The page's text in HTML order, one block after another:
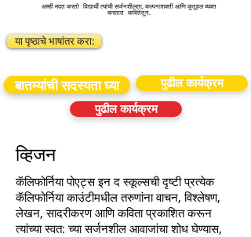
आम्ही मदत करतो विद्यार्थी त्यांची सर्जनशीलता, कल्पनाशक्ती आणि कुतूहल व्यक्त
करतात कवितेतून.
या पृष्ठाचे भाषांतर करा:
बातम्यांची सदस्यता घ्या
पुढील कार्यक्रम
पुढील कार्यक्रम
व्हिजन
कॅलिफोर्निया पोएट्स इन द स्कूल्सची दृष्टी प्रत्येक
कॅलिफोर्निया काउंटीमधील तरुणांना वाचन, विश्लेषण,
लेखन, सादरीकरण आणि कविता प्रकाशित करून
त्यांच्या स्वत: च्या सर्जनशील आवाजांचा शोध घेण्यास,